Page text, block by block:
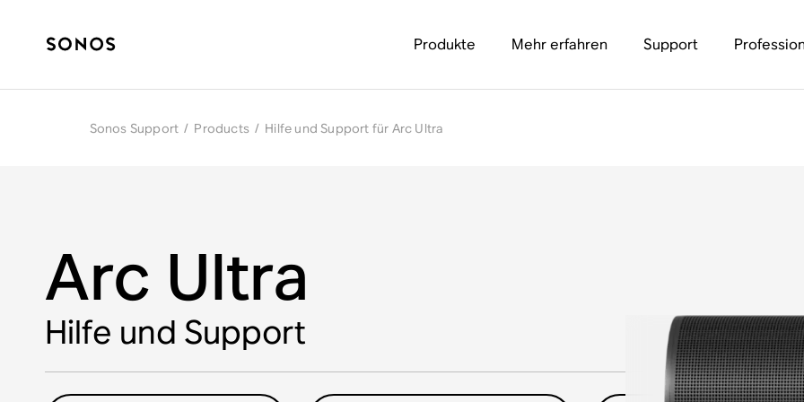
Produkte Mehr erfahren Support
Sonos Support / Products / Hilfe und Support für Arc Ultra
Arc Ultra
Hilfe und Support